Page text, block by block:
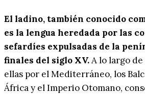
El ladino, también conocido
es la lengua heredada por las
sefardíes expulsadas de la
finales del siglo XV.A lo largo
ellas por el Mediterráneo, los
África y el Imperio Otomano,